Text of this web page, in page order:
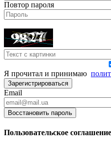
Повтор пароля
Я прочитал и принимаю
Зарегистрироваться
Email
Восстановить пароль
Пользовательское соглашение